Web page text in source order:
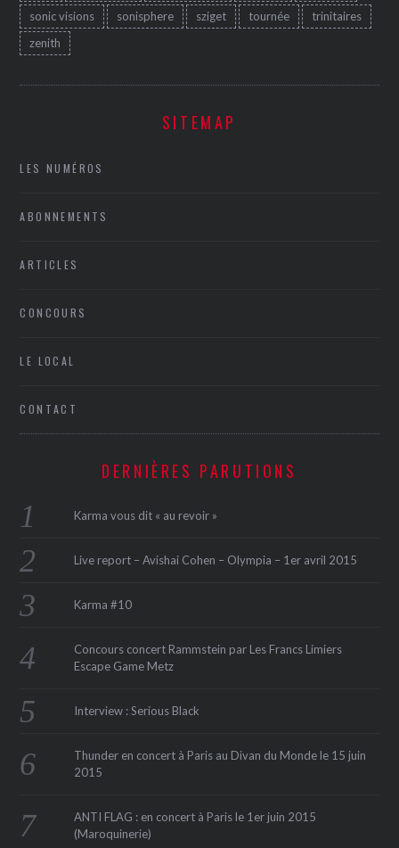
sonic visions
sonisphere sziget tournée
trinitaires
zenith
SITEMAP
LES NUMÉROS
ABONNEMENTS
ARTICLES
CONCOURS
LE LOCAL
CONTACT
DERNIÈRES PARUTIONS
Karma vous dit « au revoir »
Live report – Avishai Cohen – Olympia – 1er avril 2015
Karma #10
Concours concert Rammstein par Les Francs Limiers
Escape Game Metz
Interview : Serious Black
Thunder en concert à Paris au Divan du Monde le 15 juin
2015
ANTI FLAG : en concert à Paris le 1er juin 2015
(Maroquinerie‏)